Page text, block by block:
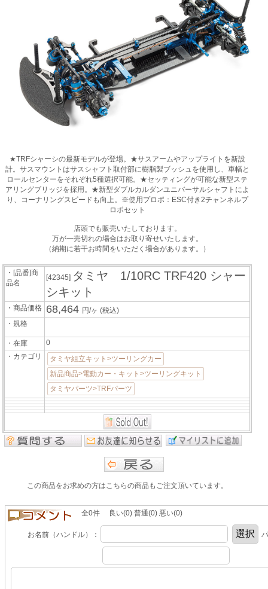
★TRFシャーシの最新モデルが登場。★サスアームやアップライトを新設
計。サスマウントはサスシャフト取付部に樹脂製ブッシュを使用し、車幅と
ロールセンターをそれぞれ5種選択可能。★セッティングが可能な新型ステ
アリングブリッジを採用。★新型ダブルカルダンユニバーサルシャフトによ
り、コーナリングスピードも向上。※使用プロポ：ESC付き2チャンネルプ
ロポセット
店頭でも販売いたしております。
万が一売切れの場合はお取り寄せいたします。
（納期に若干お時間をいただく場合があります。）
・[品番]商
品名
[42345] タミヤ 1/10RC TRF420 シャー
シキット
・商品価格 68,464 円/ヶ(税込)
・規格
・在庫
0
・カテゴリ
タミヤ組立キット>ツーリングカー
新品商品>電動カー・キット>ツーリングキット
タミヤパーツ>TRFパーツ
この商品をお求めの方はこちらの商品もご注文頂いています。
全0件 良い(0) 普通(0) 悪い(0)
お名前（ハンドル）：